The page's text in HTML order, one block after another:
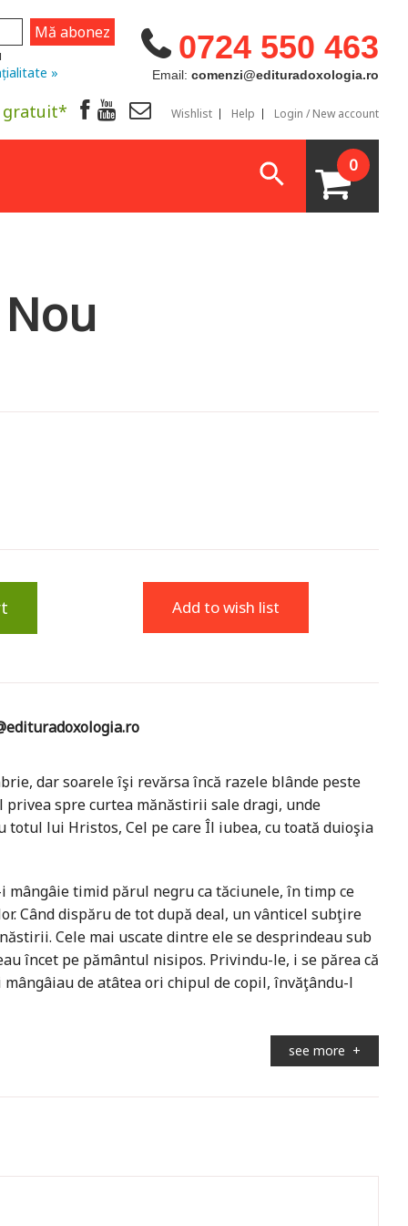
0724 550 463
Email: comenzi@edituradoxologia.ro
»
gratuit* Wishlist Help Login / New account
0
Add to wish list
dar soarele îşi revărsa încă razele blânde peste
spre curtea mănăstirii sale dragi, unde
totul lui Hristos, Cel pe care Îl iubea, cu toată duioşia
timid părul negru ca tăciunele, în timp ce
Când dispăru de tot după deal, un vânticel subţire
Cele mai uscate dintre ele se desprindeau sub
încet pe pământul nisipos. Privindu-le, i se părea că
de atâtea ori chipul de copil, învăţându-l
see more +